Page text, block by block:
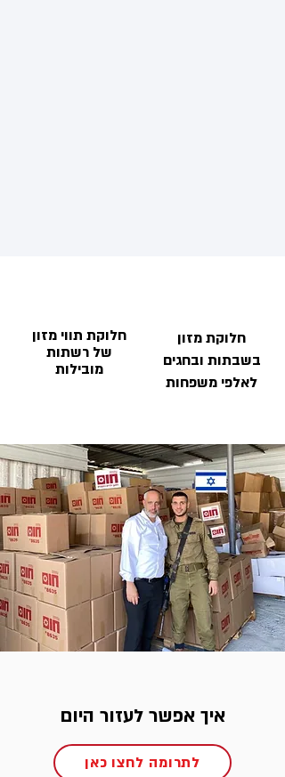
חלוקת תווי מזון
של רשתות
מובילות
חלוקת מזון
בשבתות ובחגים
לאלפי משפחות
איך אפשר לעזור היום
לתרומה לחצו כאן